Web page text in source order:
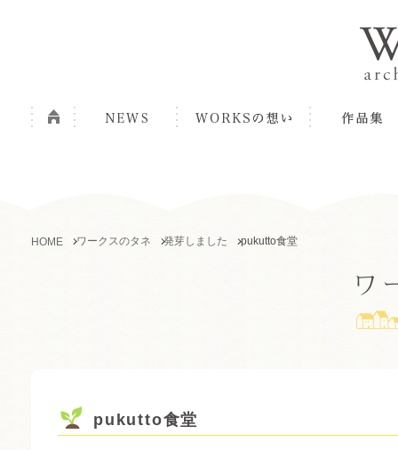
HOME ワークスのタネ 発芽しました pukutto食堂
ワ
pukutto食堂